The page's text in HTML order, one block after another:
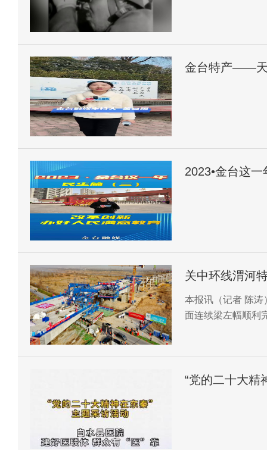
金台特产——天
2023•金台这
关中环线渭河
本报讯（记者 陈
面连续梁左幅顺利
“党的二十大精